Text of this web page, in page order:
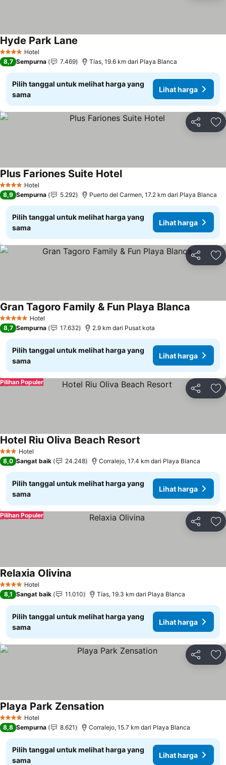
4 BintangHotel
Hyde Park Lane
8,7 Sempurna 7.469 Tías, 19.6 km dari Playa Blanca
Pilih tanggal untuk melihat harga yang
sama
Lihat harga
Bagikan
4 BintangHotel
Plus Fariones Suite HotelLihat harga
8,9 Sempurna 5.292 Puerto del Carmen, 17.2 km dari Playa Blanca
Pilih tanggal untuk melihat harga yang
sama
Lihat harga
Bagikan
5 Bintang Hotel
Gran Tagoro Family & Fun Playa Blanca
8,7 Sempurna 17.632 2.9 km dari Pusat kota
Pilih tanggal untuk melihat harga yang
sama
Lihat harga
Bagikan
Pilihan Populer
3 BintangHotel
Hotel Riu Oliva Beach Resort
8,0 Sangat baik 24.248 Corralejo, 17.4 km dari Playa Blanca
Pilih tanggal untuk melihat harga yang
sama
Lihat harga
Bagikan
Pilihan Populer
4 BintangHotel
Relaxia Olivina
8,1 Sangat baik 11.010 Tías, 19.3 km dari Playa Blanca
Pilih tanggal untuk melihat harga yang
sama
Lihat harga
Bagikan
4 BintangHotel
Playa Park ZensationLihat harga
8,8 Sempurna 8.621 Corralejo, 15.7 km dari Playa Blanca
Pilih tanggal untuk melihat harga yang
sama
Lihat harga